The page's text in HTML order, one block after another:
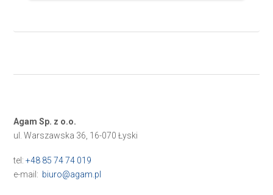
Agam Sp. z o.o.
ul. Warszawska 36, 16-070 Łyski
tel:+48 85 74 74 019
e-mail: biuro@agam.pl